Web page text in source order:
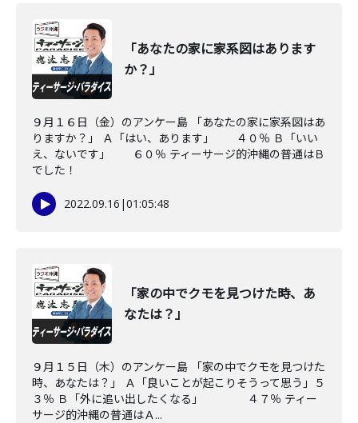
「あなたの家に家系図はあります
か？」
９月１６日（金）のアンケー島 「あなたの家に家系図はあ
りますか？」 Ａ「はい、あります」 ４０％ Ｂ「いい
え、ないです」 ６０％ ティーサージ的沖縄の普通はＢ
でした！
2022.09.16 |01:05:48
「家の中でクモを見つけた時、あ
なたは？」
９月１５日（木）のアンケー島 「家の中でクモを見つけた
時、あなたは？」 Ａ「良いことが起こりそうって思う」５
３％ Ｂ「外に追い出したくなる」 ４７％ ティー
サージ的沖縄の普通はＡ...